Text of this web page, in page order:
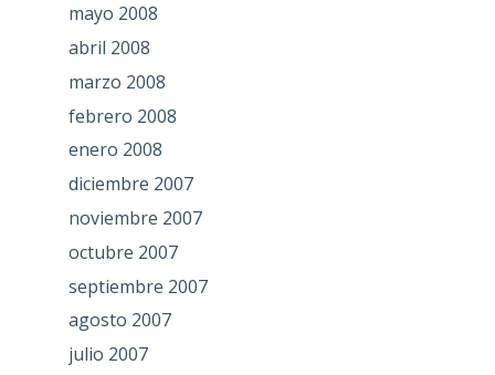
mayo 2008
abril 2008
marzo 2008
febrero 2008
enero 2008
diciembre 2007
noviembre 2007
octubre 2007
septiembre 2007
agosto 2007
julio 2007